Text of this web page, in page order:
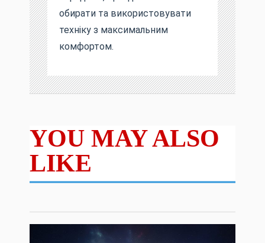
обирати та використовувати
техніку з максимальним
комфортом.
YOU MAY ALSO
LIKE